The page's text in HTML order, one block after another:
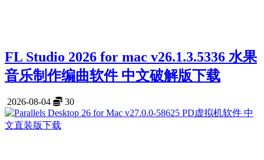
FL Studio 2026 for mac v26.1.3.5336 水果
音乐制作编曲软件 中文破解版下载
2026-08-04 30